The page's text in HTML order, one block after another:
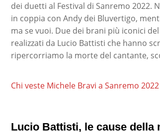
dei duetti al Festival di Sanremo 2022.
in coppia con Andy dei Bluvertigo,
ma se vuoi. Due dei brani più iconici
realizzati da Lucio Battisti che hanno
ripercorriamo la morte del cantante,
Chi veste Michele Bravi a Sanremo
Lucio Battisti, le cause della